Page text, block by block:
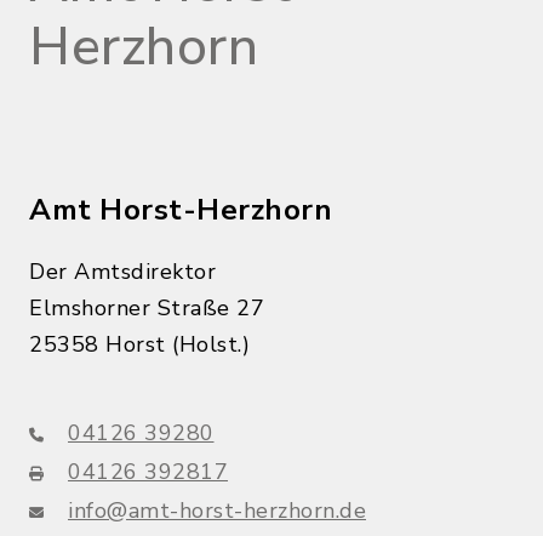
Herzhorn
Amt Horst-Herzhorn
Der Amtsdirektor
Elmshorner Straße 27
25358 Horst (Holst.)
04126 39280
04126 392817
info@amt-horst-herzhorn.de